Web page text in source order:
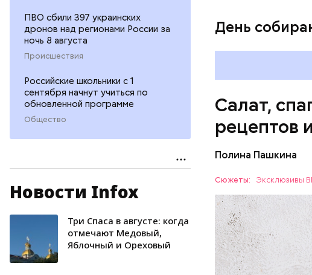
ПВО сбили 397 украинских
дронов над регионами России за
ночь 8 августа
Происшествия
Российские школьники с 1
сентября начнут учиться по
обновленной программе
Общество
Новости Infox
Три Спаса в августе: когда
отмечают Медовый,
Яблочный и Ореховый
День
Салат,
рецептов
Полина Пашкина
Сюжеты: Эксклюзивы
Ингредиенты:
ЕДА ОВОЩИ